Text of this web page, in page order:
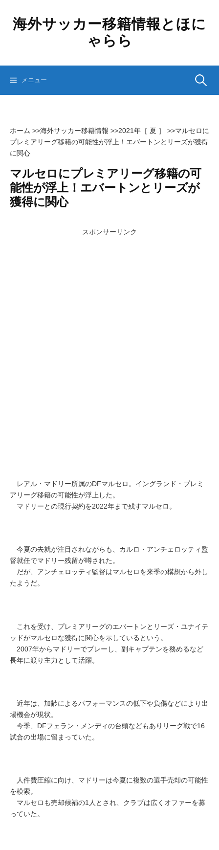
ッ
海外サッカー移籍情報とほに
ゃらら
メニュー 検
ホーム >>海外サッカー移籍情報 >>2021年［ 夏 ］ >>マルセロに
プレミアリーグ移籍の可能性が浮上！エバートンとリーズが獲得
に関心
マルセロにプレミアリーグ移籍の可
能性が浮上！エバートンとリーズが
獲得に関心
スポンサーリンク
レアル・マドリー所属のDFマルセロ。イングランド・プレミ
アリーグ移籍の可能性が浮上した。
マドリーとの現行契約を2022年まで残すマルセロ。
今夏の去就が注目されながらも、カルロ・アンチェロッティ監
督就任でマドリー残留が噂された。
だが、アンチェロッティ監督はマルセロを来季の構想から外し
たようだ。
これを受け、プレミアリーグのエバートンとリーズ・ユナイテ
ッドがマルセロな獲得に関心を示しているという。
2007年からマドリーでプレーし、副キャプテンを務めるなど
長年に渡り主力として活躍。
近年は、加齢によるパフォーマンスの低下や負傷などにより出
場機会が現状。
今季、DFフェラン・メンディの台頭などもありリーグ戦で16
試合の出場に留まっていた。
人件費圧縮に向け、マドリーは今夏に複数の選手売却の可能性
を模索。
マルセロも売却候補の1人とされ、クラブは広くオファーを募
っていた。